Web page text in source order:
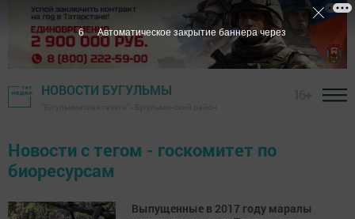
НОВОСТИ БУГУЛЬМЫ
Новости с тегом - госкомитет по
биоресурсам
Выпущенные в 2017 году маралы
6 Автоматическое закрытие баннера через